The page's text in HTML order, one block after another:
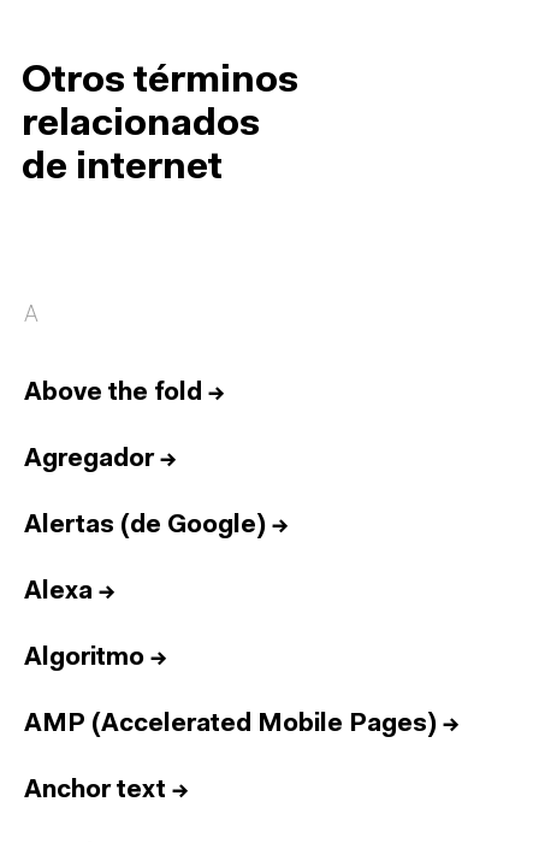
Otros términos
relacionados
de internet
A
Above the fold →
Agregador→
Alertas (de Google) →
Alexa →
Algoritmo →
AMP (Accelerated Mobile Pages) →
Anchor text →